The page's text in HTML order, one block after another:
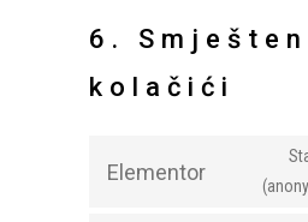
6.
kolačići
Elementor